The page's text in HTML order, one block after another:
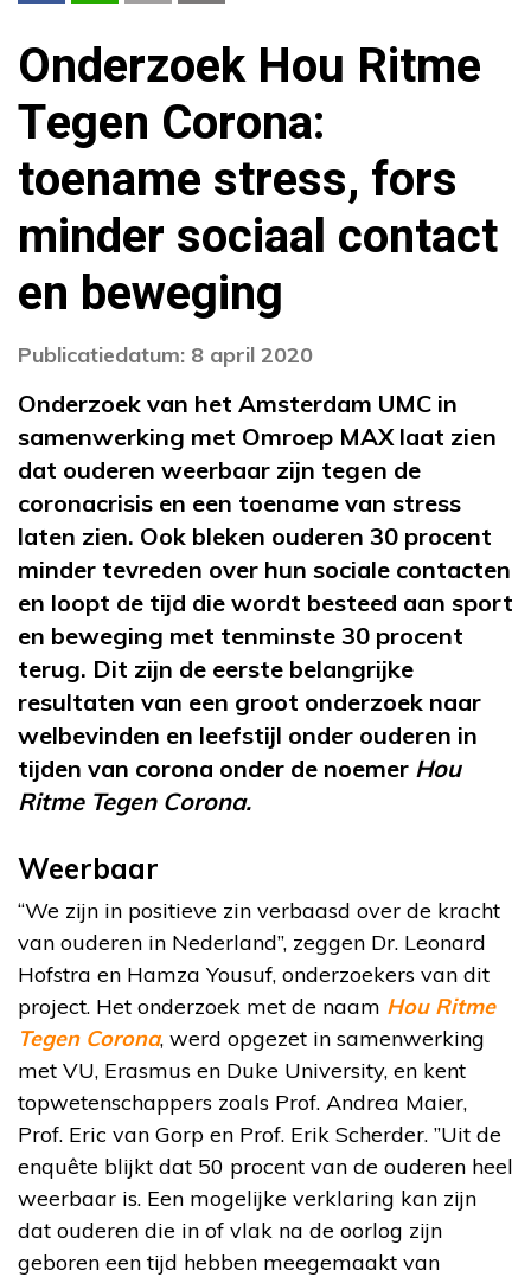
Onderzoek Hou Ritme
Tegen Corona:
toename stress, fors
minder sociaal contact
en beweging
Publicatiedatum: 8 april 2020
Onderzoek van het Amsterdam UMC in
samenwerking met Omroep MAX laat zien
dat ouderen weerbaar zijn tegen de
coronacrisis en een toename van stress
laten zien. Ook bleken ouderen 30 procent
minder tevreden over hun sociale contacten
en loopt de tijd die wordt besteed aan sport
en beweging met tenminste 30 procent
terug. Dit zijn de eerste belangrijke
resultaten van een groot onderzoek naar
welbevinden en leefstijl onder ouderen in
tijden van corona onder de noemer Hou
Ritme Tegen Corona.
Weerbaar
“We zijn in positieve zin verbaasd over de kracht
van ouderen in Nederland”, zeggen Dr. Leonard
Hofstra en Hamza Yousuf, onderzoekers van dit
project. Het onderzoek met de naam Hou Ritme
Tegen Corona, werd opgezet in samenwerking
met VU, Erasmus en Duke University, en kent
topwetenschappers zoals Prof. Andrea Maier,
Prof. Eric van Gorp en Prof. Erik Scherder. ”Uit de
enquête blijkt dat 50 procent van de ouderen heel
weerbaar is. Een mogelijke verklaring kan zijn
dat ouderen die in of vlak na de oorlog zijn
geboren een tijd hebben meegemaakt van